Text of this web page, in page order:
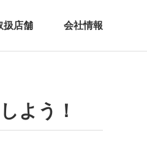
扱店舗 会社情報
よう！